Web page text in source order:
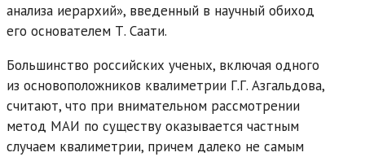
анализа иерархий», введенный в научный обиход
его основателем Т. Саати.
Большинство российских ученых, включая одного
из основоположников квалиметрии Г.Г. Азгальдова,
считают, что при внимательном рассмотрении
метод МАИ по существу оказывается частным
случаем квалиметрии, причем далеко не самым